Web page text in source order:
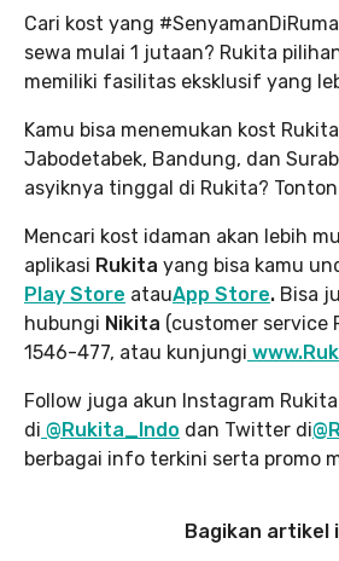
Cari kost yang
sewa mulai 1 jutaan? Rukita
memiliki fasilitas eksklusif yang
Kamu bisa menemukan kost
Jabodetabek, Bandung, dan
asyiknya tinggal di Rukita?
Mencari kost idaman akan lebih
aplikasi Rukita yang bisa kamu
Play Store atauApp Store. Bisa
hubungi Nikita (customer service
1546-477, atau kunjungi
Follow juga akun Instagram Rukita
di @Rukita_Indo dan Twitter di
berbagai info terkini serta promo
Bagikan artikel